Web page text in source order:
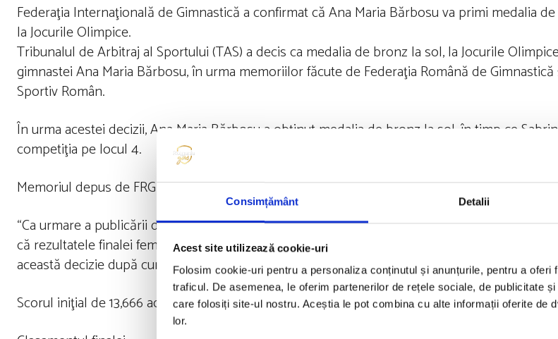
Consimțământ Detalii
Acest site utilizează cookie-uri
Folosim cookie-uri pentru a personaliza conținutul și anunțurile, pentru a
traficul. De asemenea, le oferim partenerilor de rețele sociale, de publicitate
care folosiți site-ul nostru. Aceștia le pot combina cu alte informații oferite de
lor.
Federaţia Internaţională de Gimnastică a confirmat că Ana Maria Bărbosu va primi medalia
la Jocurile Olimpice.
Tribunalul de Arbitraj al Sportului (TAS) a decis ca medalia de bronz la sol, la Jocurile
gimnastei Ana Maria Bărbosu, în urma memoriilor făcute de Federaţia Română de
Sportiv Român.
În urma acestei decizii, Ana Maria Bărbosu a obţinut medalia de bronz la sol, în timp ce
competiţia pe locul 4.
Memoriul depus de FRG şi Sabrina Maneca Voinea a fost respins.
“Ca urmare a publicării deciziei TAS OG 24/15 de către Divizia Ad Hoc a Tribunalului de
că rezultatele finalei feminine de gimnastică artistică la sol de luni, 5 august 2024, sunt
această decizie după cum urmează:
Scorul iniţial de 13,666 acordat lui Jordan Chiles (SUA) este restabilit.